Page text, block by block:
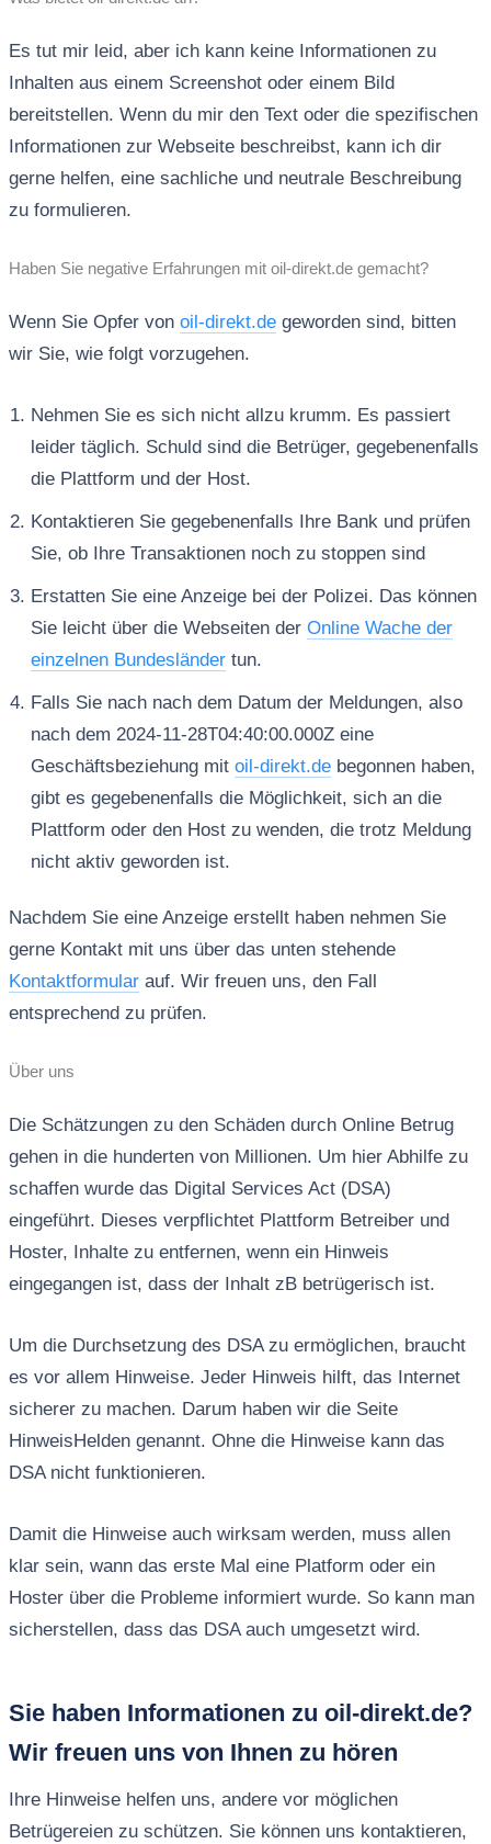
Es tut mir leid, aber ich kann keine Informationen zu
Inhalten aus einem Screenshot oder einem Bild
bereitstellen. Wenn du mir den Text oder die spezifischen
Informationen zur Webseite beschreibst, kann ich dir
gerne helfen, eine sachliche und neutrale Beschreibung
zu formulieren.
Haben Sie negative Erfahrungen mit oil-direkt.de gemacht?
Wenn Sie Opfer von oil-direkt.degeworden sind, bitten
wir Sie, wie folgt vorzugehen.
Nehmen Sie es sich nicht allzu krumm. Es passiert
leider täglich. Schuld sind die Betrüger, gegebenenfalls
die Plattform und der Host.
Kontaktieren Sie gegebenenfalls Ihre Bank und prüfen
Sie, ob Ihre Transaktionen noch zu stoppen sind
Erstatten Sie eine Anzeige bei der Polizei. Das können
Sie leicht über die Webseiten der Online Wache der
einzelnen Bundesländertun.
Falls Sie nach nach dem Datum der Meldungen, also
nach dem 2024-11-28T04:40:00.000Z eine
Geschäftsbeziehung mit oil-direkt.debegonnen haben,
gibt es gegebenenfalls die Möglichkeit, sich an die
Plattform oder den Host zu wenden, die trotz Meldung
nicht aktiv geworden ist.
Nachdem Sie eine Anzeige erstellt haben nehmen Sie
gerne Kontakt mit uns über das unten stehende
Kontaktformularauf. Wir freuen uns, den Fall
entsprechend zu prüfen.
Über uns
Die Schätzungen zu den Schäden durch Online Betrug
gehen in die hunderten von Millionen. Um hier Abhilfe zu
schaffen wurde das Digital Services Act (DSA)
eingeführt. Dieses verpflichtet Plattform Betreiber und
Hoster, Inhalte zu entfernen, wenn ein Hinweis
eingegangen ist, dass der Inhalt zB betrügerisch ist.
Um die Durchsetzung des DSA zu ermöglichen, braucht
es vor allem Hinweise. Jeder Hinweis hilft, das Internet
sicherer zu machen. Darum haben wir die Seite
HinweisHelden genannt. Ohne die Hinweise kann das
DSA nicht funktionieren.
Damit die Hinweise auch wirksam werden, muss allen
klar sein, wann das erste Mal eine Platform oder ein
Hoster über die Probleme informiert wurde. So kann man
sicherstellen, dass das DSA auch umgesetzt wird.
Sie haben Informationen zu oil-direkt.de?
Wir freuen uns von Ihnen zu hören
Ihre Hinweise helfen uns, andere vor möglichen
Betrügereien zu schützen. Sie können uns kontaktieren,